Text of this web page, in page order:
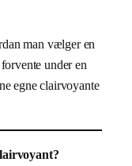
man vælger en
under en
egne clairvoyante